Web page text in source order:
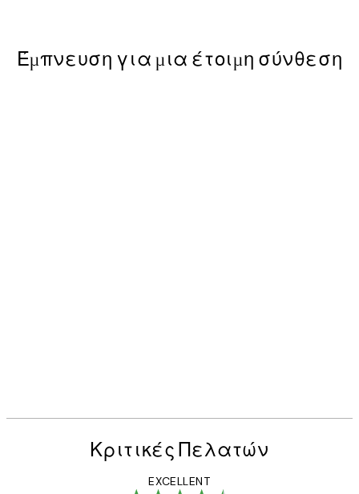
Έμπνευση για μια έτοιμη σύνθεση
Κριτικές Πελατών
EXCELLENT